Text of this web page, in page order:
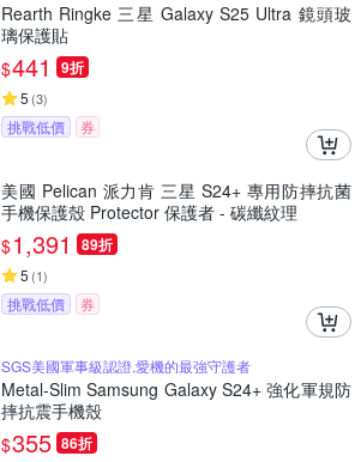
Rearth Ringke 三星 Galaxy S25 Ultra 鏡頭玻
璃保護貼
$441 9折
5 (3)
挑戰低價 券
美國 Pelican 派力肯 三星 S24+ 專用防摔抗菌
手機保護殼 Protector 保護者 - 碳纖紋理
$1,391 89折
5 (1)
挑戰低價 券
SGS美國軍事級認證,愛機的最強守護者
Metal-Slim Samsung Galaxy S24+ 強化軍規防
摔抗震手機殼
$355 86折